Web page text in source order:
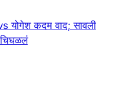
योगेश कदम वाद; सावली